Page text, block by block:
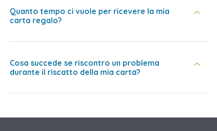
Quanto tempo ci vuole per ricevere la mia
carta regalo?
Cosa succede se riscontro un problema
durante il riscatto della mia carta?